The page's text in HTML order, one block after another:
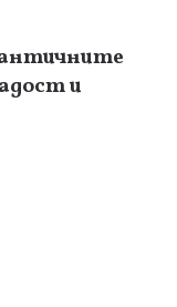
и